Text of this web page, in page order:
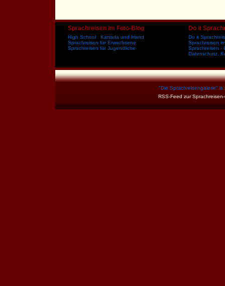
Sprachreisen im Foto-Blog
High School : Kanada und Irland
Sprachreisen für Erwachsene
Sprachreisen für Jugendliche
Do it
Do it
Sprachreisen
Sprachreisen -
Datenschutz,
"Die Sprachreisengalerie" is
RSS-Feed zur